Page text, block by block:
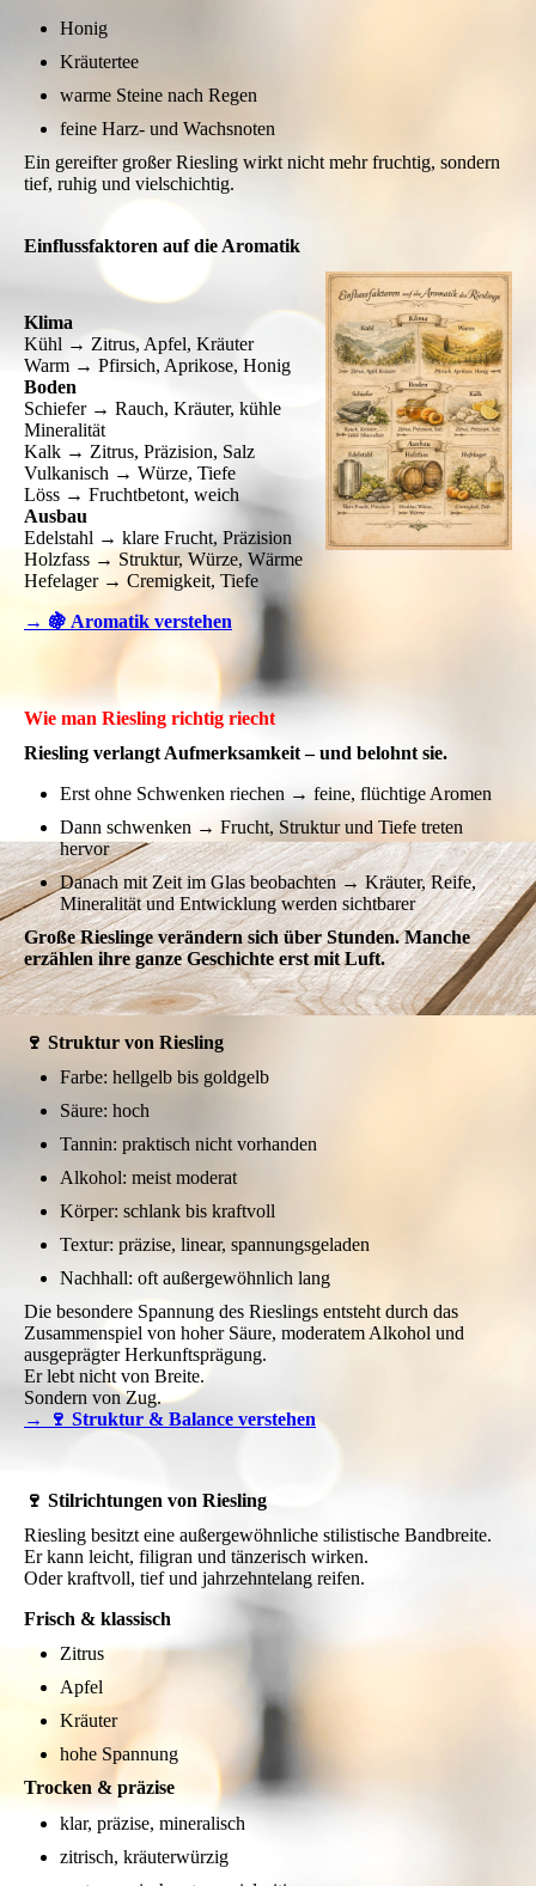
Honig
Kräutertee
warme Steine nach Regen
feine Harz- und Wachsnoten
Ein gereifter großer Riesling wirkt nicht mehr fruchtig, sondern
tief, ruhig und vielschichtig.
Einflussfaktoren auf die Aromatik
Klima
Kühl → Zitrus, Apfel, Kräuter
Warm → Pfirsich, Aprikose, Honig
Boden
Schiefer → Rauch, Kräuter, kühle
Mineralität
Kalk → Zitrus, Präzision, Salz
Vulkanisch → Würze, Tiefe
Löss → Fruchtbetont, weich
Ausbau
Edelstahl → klare Frucht, Präzision
Holzfass → Struktur, Würze, Wärme
Hefelager → Cremigkeit, Tiefe
→ 🍇 Aromatik verstehen
Wie man Riesling richtig riecht
Riesling verlangt Aufmerksamkeit – und belohnt sie.
Erst ohne Schwenken riechen → feine, flüchtige Aromen
Dann schwenken → Frucht, Struktur und Tiefe treten
hervor
Danach mit Zeit im Glas beobachten → Kräuter, Reife,
Mineralität und Entwicklung werden sichtbarer
Große Rieslinge verändern sich über Stunden. Manche
erzählen ihre ganze Geschichte erst mit Luft.
🍷 Struktur von Riesling
Farbe: hellgelb bis goldgelb
Säure: hoch
Tannin: praktisch nicht vorhanden
Alkohol: meist moderat
Körper: schlank bis kraftvoll
Textur: präzise, linear, spannungsgeladen
Nachhall: oft außergewöhnlich lang
Die besondere Spannung des Rieslings entsteht durch das
Zusammenspiel von hoher Säure, moderatem Alkohol und
ausgeprägter Herkunftsprägung.
Er lebt nicht von Breite.
Sondern von Zug.
→ 🍷 Struktur & Balance verstehen
🍷 Stilrichtungen von Riesling
Riesling besitzt eine außergewöhnliche stilistische Bandbreite.
Er kann leicht, filigran und tänzerisch wirken.
Oder kraftvoll, tief und jahrzehntelang reifen.
Frisch & klassisch
Zitrus
Apfel
Kräuter
hohe Spannung
Trocken & präzise
klar, präzise, mineralisch
zitrisch, kräuterwürzig